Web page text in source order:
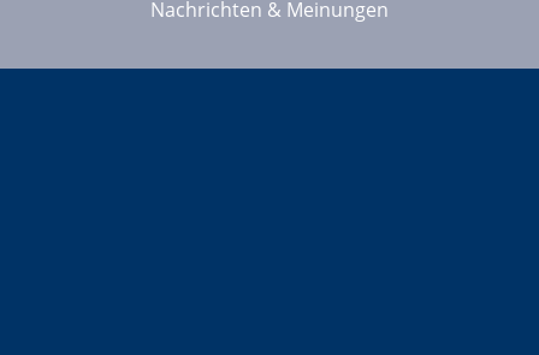
Nachrichten & Meinungen